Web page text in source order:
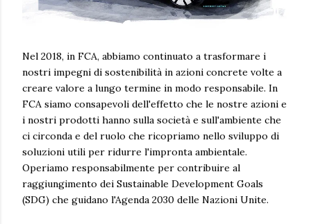
Nel 2018, in FCA, abbiamo continuato a trasformare i
nostri impegni di sostenibilità in azioni concrete volte a
creare valore a lungo termine in modo responsabile. In
FCA siamo consapevoli dell'effetto che le nostre azioni e
i nostri prodotti hanno sulla società e sull'ambiente che
ci circonda e del ruolo che ricopriamo nello sviluppo di
soluzioni utili per ridurre l'impronta ambientale.
Operiamo responsabilmente per contribuire al
raggiungimento dei Sustainable Development Goals
(SDG) che guidano l'Agenda 2030 delle Nazioni Unite.